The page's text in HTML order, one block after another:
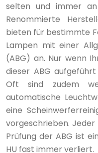
selten und immer
Renommierte
bieten für bestimmte
Lampen mit einer
(ABG) an. Nur wenn
dieser ABG
Oft sind zudem
automatische
eine
vorgeschrieben.
Prüfung der ABG ist
HU fast immer verliert.